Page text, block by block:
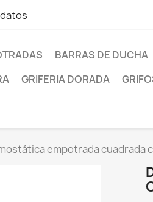
BARRAS DE DUCHA
GRIFERIA DORADA
empotrada cuadrada